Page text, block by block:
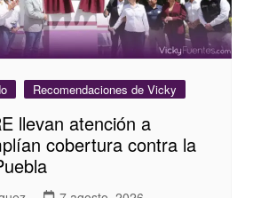
Recomendaciones de Vicky
llevan atención a
cobertura contra la